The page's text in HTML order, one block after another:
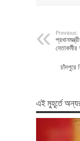
Previous:
চাঁদপুরে
এই মুহূর্তে